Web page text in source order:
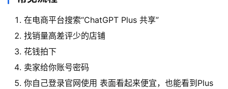
应
用
数
在电商平台搜索“ChatGPT Plus 共享”
找销量高差评少的店铺
花钱拍下
卖家给你账号密码
你自己登录官网使用 表面看起来便宜，也能看到Plus